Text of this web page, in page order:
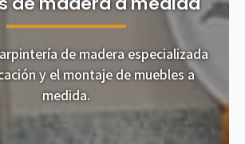
de madera especializada
y el montaje de muebles a
medida.